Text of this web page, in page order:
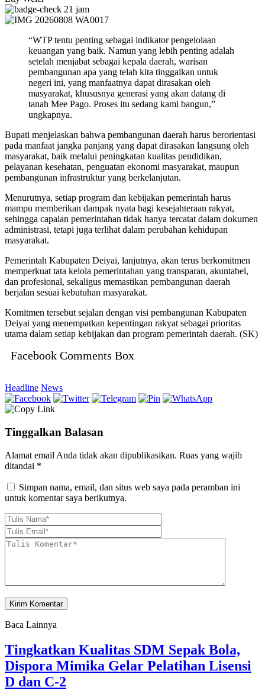
21 jam
“WTP tentu penting sebagai indikator pengelolaan
keuangan yang baik. Namun yang lebih penting adalah
setelah menjabat sebagai kepala daerah, warisan
pembangunan apa yang telah kita tinggalkan untuk
negeri ini, yang manfaatnya dapat dirasakan oleh
masyarakat, khususnya generasi yang akan datang di
tanah Mee Pago. Proses itu sedang kami bangun,”
ungkapnya.
Bupati menjelaskan bahwa pembangunan daerah harus berorientasi
pada manfaat jangka panjang yang dapat dirasakan langsung oleh
masyarakat, baik melalui peningkatan kualitas pendidikan,
pelayanan kesehatan, penguatan ekonomi masyarakat, maupun
pembangunan infrastruktur yang berkelanjutan.
Menurutnya, setiap program dan kebijakan pemerintah harus
mampu memberikan dampak nyata bagi kesejahteraan rakyat,
sehingga capaian pemerintahan tidak hanya tercatat dalam dokumen
administrasi, tetapi juga terlihat dalam perubahan kehidupan
masyarakat.
Pemerintah Kabupaten Deiyai, lanjutnya, akan terus berkomitmen
memperkuat tata kelola pemerintahan yang transparan, akuntabel,
dan profesional, sekaligus memastikan pembangunan daerah
berjalan sesuai kebutuhan masyarakat.
Komitmen tersebut sejalan dengan visi pembangunan Kabupaten
Deiyai yang menempatkan kepentingan rakyat sebagai prioritas
utama dalam setiap kebijakan dan program pemerintah daerah. (SK)
Facebook Comments Box
Headline News
Tinggalkan Balasan
Alamat email Anda tidak akan dipublikasikan. Ruas yang wajib
ditandai *
Simpan nama, email, dan situs web saya pada peramban ini
untuk komentar saya berikutnya.
Baca Lainnya
Tingkatkan Kualitas SDM Sepak Bola,
Dispora Mimika Gelar Pelatihan Lisensi
D dan C-2